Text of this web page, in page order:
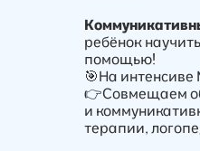
ребёнок
помощью!
🎯На
👉Совмещаем
и
терапии,